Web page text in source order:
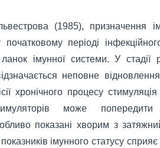
(1985), призначення
періоді
імунної системи. У стадії
неповне
хронічного процесу
може попередити
показані хворим з
імунного статусу